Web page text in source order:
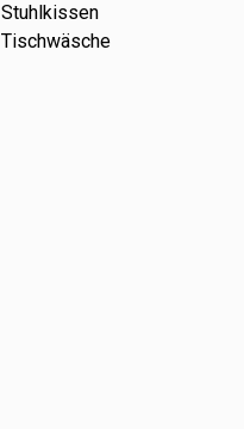
Stuhlkissen
Tischwäsche